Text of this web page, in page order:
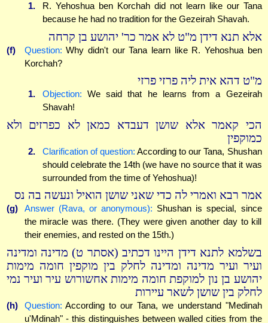
1.
R. Yehoshua ben Korchah did not learn like our Tana
because he had no tradition for the Gezeirah Shavah.
אלא תנא דידן מ"ט לא אמר כר' יהושע בן קרחה
(f) Question: Why didn't our Tana learn like R. Yehoshua ben
Korchah?
מ"ט דהא אית ליה פרזי פרזי
1. Objection: We said that he learns from a Gezeirah
Shavah!
הכי קאמר אלא שושן דעבדא כמאן לא כפרזים ולא
כמוקפין
2. Clarification of question: According to our Tana, Shushan
should celebrate the 14th (we have no source that it was
surrounded from the time of Yehoshua)!
אמר רבא ואמרי לה כדי שאני שושן הואיל ונעשה בה נס
(g) Answer (Rava, or anonymous): Shushan is special, since
the miracle was there. (They were given another day to kill
their enemies, and rested on the 15th.)
בשלמא לתנא דידן היינו דכתיב (אסתר ט) מדינה ומדינה
ועיר ועיר מדינה ומדינה לחלק בין מוקפין חומה מימות
יהושע בן נון למוקפת חומה מימות אחשורוש עיר ועיר נמי
לחלק בין שושן לשאר עיירות
(h) Question: According to our Tana, we understand "Medinah
u'Mdinah" - this distinguishes between walled cities from the